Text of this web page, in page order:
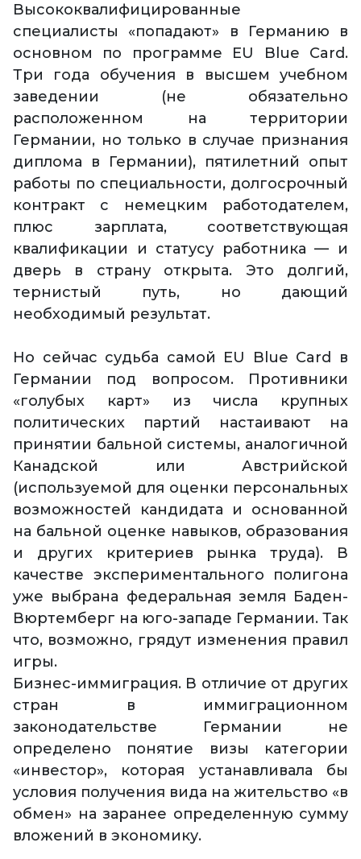
Высококвалифицированные
специалисты «попадают» в Германию в
основном по программе EU Blue Card.
Три года обучения в высшем учебном
заведении (не обязательно
расположенном на территории
Германии, но только в случае признания
диплома в Германии), пятилетний опыт
работы по специальности, долгосрочный
контракт с немецким работодателем,
плюс зарплата, соответствующая
квалификации и статусу работника — и
дверь в страну открыта. Это долгий,
тернистый путь, но дающий
необходимый результат.
Но сейчас судьба самой EU Blue Card в
Германии под вопросом. Противники
«голубых карт» из числа крупных
политических партий настаивают на
принятии бальной системы, аналогичной
Канадской или Австрийской
(используемой для оценки персональных
возможностей кандидата и основанной
на бальной оценке навыков, образования
и других критериев рынка труда). В
качестве экспериментального полигона
уже выбрана федеральная земля Баден-
Вюртемберг на юго-западе Германии. Так
что, возможно, грядут изменения правил
игры.
Бизнес-иммиграция. В отличие от других
стран в иммиграционном
законодательстве Германии не
определено понятие визы категории
«инвестор», которая устанавливала бы
условия получения вида на жительство «в
обмен» на заранее определенную сумму
вложений в экономику.